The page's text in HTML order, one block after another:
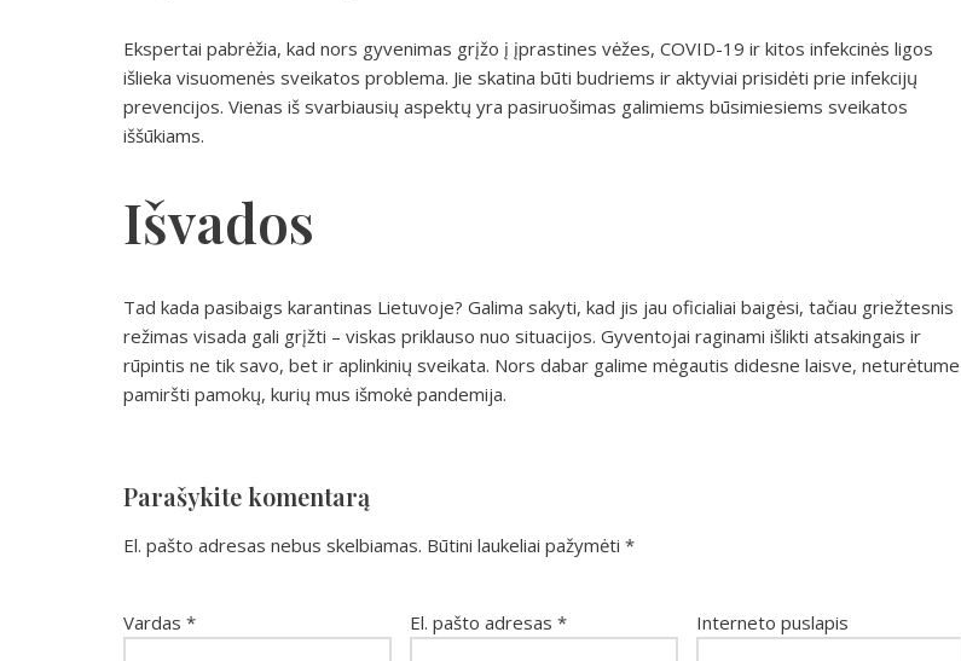
Ekspertai pabrėžia, kad nors gyvenimas grįžo į įprastines vėžes, COVID-19 ir kitos infekcinės ligos
išlieka visuomenės sveikatos problema. Jie skatina būti budriems ir aktyviai prisidėti prie infekcijų
prevencijos. Vienas iš svarbiausių aspektų yra pasiruošimas galimiems būsimiesiems sveikatos
iššūkiams.
Išvados
Tad kada pasibaigs karantinas Lietuvoje? Galima sakyti, kad jis jau oficialiai baigėsi, tačiau griežtesnis
režimas visada gali grįžti – viskas priklauso nuo situacijos. Gyventojai raginami išlikti atsakingais ir
rūpintis ne tik savo, bet ir aplinkinių sveikata. Nors dabar galime mėgautis didesne laisve, neturėtume
pamiršti pamokų, kurių mus išmokė pandemija.
Parašykite komentarą
El. pašto adresas nebus skelbiamas. Būtini laukeliai pažymėti *
Vardas * El. pašto adresas * Interneto puslapis